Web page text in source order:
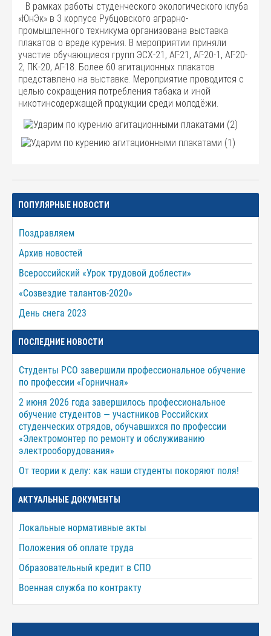
В рамках работы студенческого экологического клуба
«ЮнЭк» в 3 корпусе Рубцовского аграрно-
промышленного техникума организована выставка
плакатов о вреде курения. В мероприятии приняли
участие обучающиеся групп ЭСХ-21, АГ-21, АГ-20-1, АГ-20-
2, ПК-20, АГ-18. Более 60 агитационных плакатов
представлено на выставке. Мероприятие проводится с
целью сокращения потребления табака и иной
никотинсодержащей продукции среди молодёжи.
ПОПУЛЯРНЫЕ НОВОСТИ
Поздравляем
Архив новостей
Всероссийский «Урок трудовой доблести»
«Созвездие талантов-2020»
День снега 2023
ПОСЛЕДНИЕ НОВОСТИ
Студенты РСО завершили профессиональное обучение
по профессии «Горничная»
2 июня 2026 года завершилось профессиональное
обучение студентов — участников Российских
студенческих отрядов, обучавшихся по профессии
«Электромонтер по ремонту и обслуживанию
электрооборудования»
От теории к делу: как наши студенты покоряют поля!
АКТУАЛЬНЫЕ ДОКУМЕНТЫ
Локальные нормативные акты
Положения об оплате труда
Образовательный кредит в СПО
Военная служба по контракту